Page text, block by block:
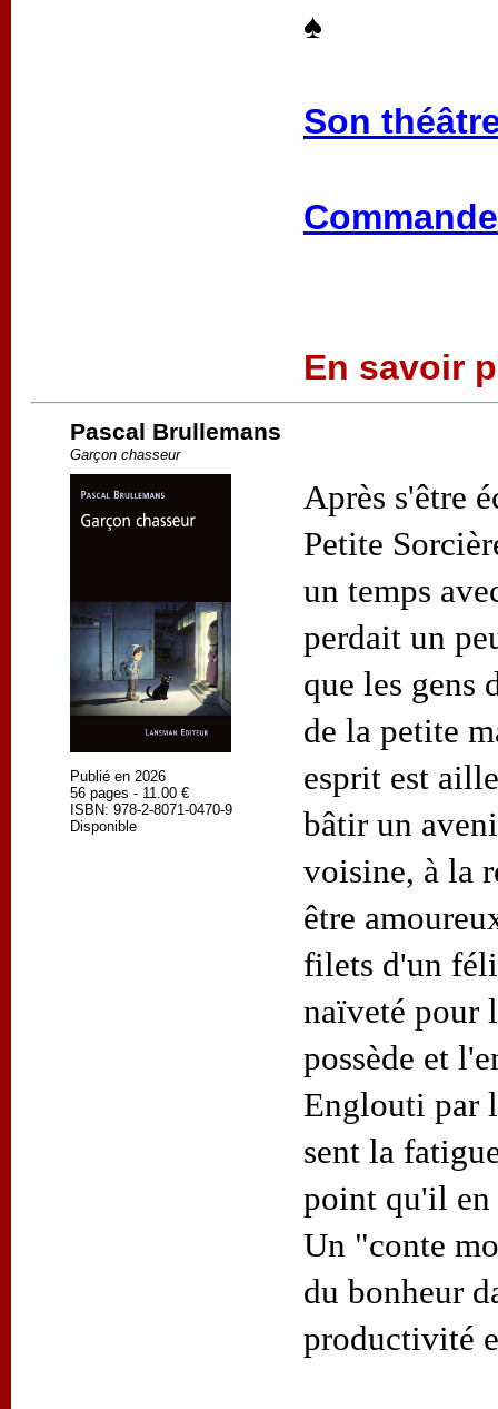
♠
Son
En savoir
Pascal Brullemans
Garçon chasseur
Publié en 2026
56 pages - 11.00 €
ISBN: 978-2-8071-0470-9
Disponible
Après s'être
Petite
un temps
perdait un
que les gens
de la petite
esprit est
bâtir un
voisine, à la
être
filets d'un
naïveté pour
possède et
Englouti par
sent la
point qu'il en
Un "conte
du bonheur
productivité